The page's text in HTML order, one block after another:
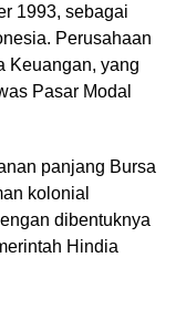
1993, sebagai
Perusahaan
Keuangan, yang
Pasar Modal
panjang Bursa
kolonial
dibentuknya
Hindia